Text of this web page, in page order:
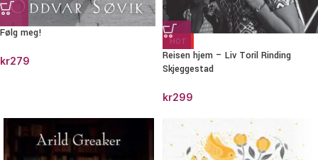
Følg meg!
kr279
HOT
Reisen hjem – Liv Toril Rinding
Skjeggestad
kr299